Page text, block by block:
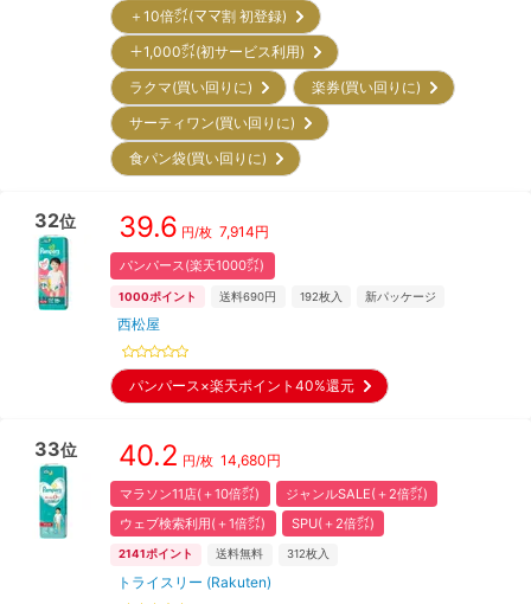
＋10倍㌽(ママ割 初登録)
＋1,000㌽(初サービス利用)
ラクマ(買い回りに)
楽券(買い回りに)
サーティワン(買い回りに)
食パン袋(買い回りに)
32位 39.6 円/枚 7,914円
パンパース(楽天1000㌽)
1000ポイント 送料690円 192枚入 新パッケージ
西松屋
パンパース×楽天ポイント40%還元
33位 40.2 円/枚 14,680円
マラソン11店(＋10倍㌽)
ジャンルSALE(＋2倍㌽)
ウェブ検索利用(＋1倍㌽)
SPU(＋2倍㌽)
2141 ポイント 送料無料 312枚入
トライスリー (Rakuten)